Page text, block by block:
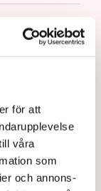
för att
våra
som
och annons-
vid
polisens